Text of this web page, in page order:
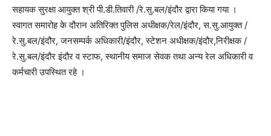
सहायक सुरक्षा आयुक्त श्री पी.डी.तिवारी /रे.सु.बल/इंदौर द्वारा किया गया ।
स्वागत समारोह के दौरान अतिरिक्त पुलिस अधीक्षक/रेल/इंदौर, स.सु.आयुक्त /
रे.सु.बल/इंदौर, जनसम्पर्क अधिकारी/इंदौर, स्टेशन अधीक्षक/इंदौर,निरीक्षक /
रे.सु.बल/इंदौर इंदौर व स्टाफ, स्थानीय समाज सेवक तथा अन्य रेल अधिकारी व
कर्मचारी उपस्थित रहे ।